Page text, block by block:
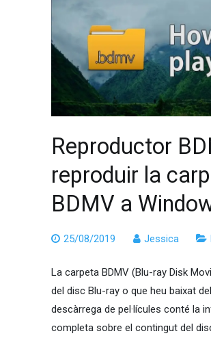
Reproductor
reproduir la
BDMV a
25/08/2019 Jessica
La carpeta BDMV (Blu-ray Disk
del disc Blu-ray o que heu baixat
descàrrega de pel·lícules conté la
completa sobre el contingut del